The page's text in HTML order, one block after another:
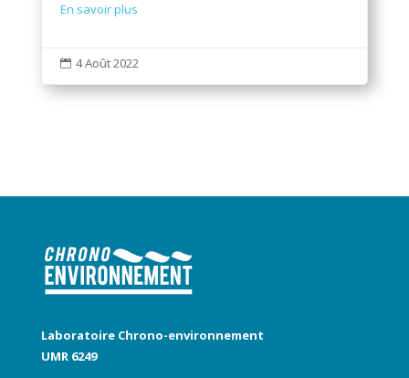
En savoir plus
 4 Août 2022
Laboratoire Chrono-environnement
UMR 6249